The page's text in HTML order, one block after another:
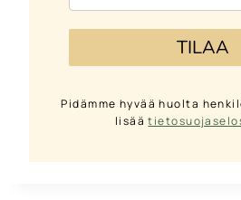
TILAA
Pidämme hyvää huolta
lisää